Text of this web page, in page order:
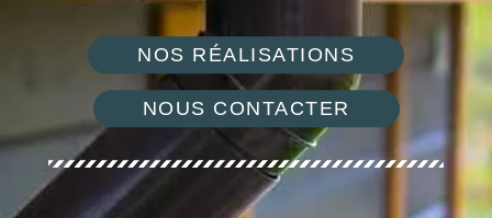
NOS RÉALISATIONS
NOUS CONTACTER